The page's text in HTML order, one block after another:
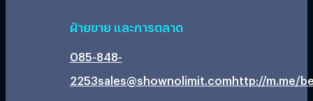
ฝ่ายขาย และการตลาด
085-848-
2253sales@shownolimit.comhttp://m.me/